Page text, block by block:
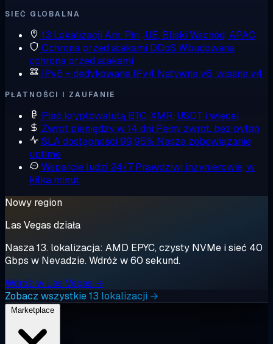
SIEĆ GLOBALNA
13 Lokalizacji Am. Płn., UE, Bliski Wschód, APAC
Ochrona przed atakami DDoS Wbudowana
ochrona przed atakami
IPv6 + dedykowane IPv4 Natywne v6, własne v4
PŁATNOŚCI I ZAUFANIE
Płać kryptowalutą BTC, XMR, USDT i więcej
Zwrot pieniędzy w 14 dni Pełny zwrot, bez pytań
SLA dostępności 99,95% Nasze zobowiązanie
uptime
Wsparcie ludzi 24/7 Prawdziwi inżynierowie, w
kilka minut
Nowy region
Las Vegas działa
Nasza 13. lokalizacja: AMD EPYC, czysty NVMe i sieć 40
Gbps w Nevadzie. Wdróż w 60 sekund.
Wdróż w Las Vegas →
Zobacz wszystkie 13 lokalizacji →